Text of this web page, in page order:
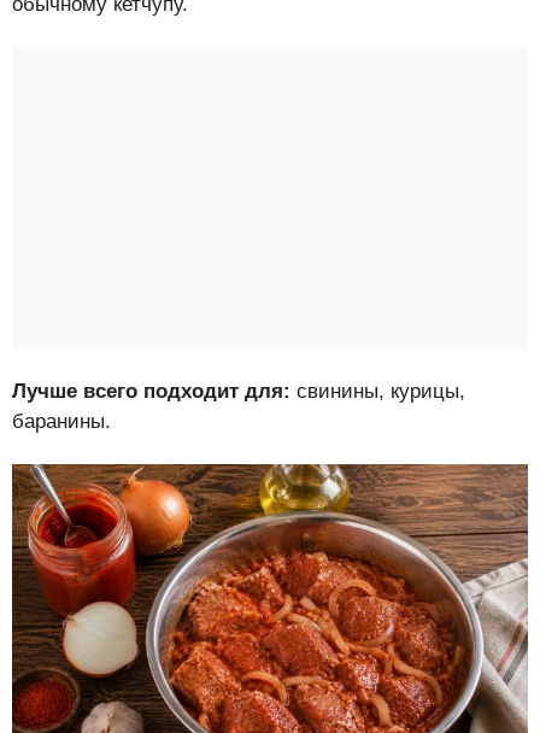
Лучше всего подходит для: свинины, курицы,
баранины.